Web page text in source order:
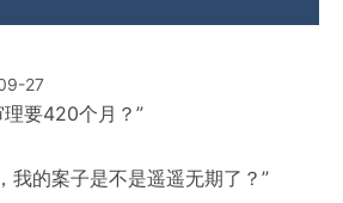
27
要420个月？”
我的案子是不是遥遥无期了？”